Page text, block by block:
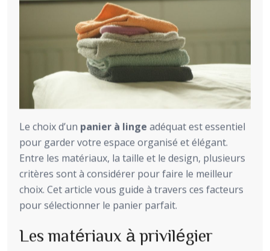
Le choix d’un panier à linge adéquat est essentiel
pour garder votre espace organisé et élégant.
Entre les matériaux, la taille et le design, plusieurs
critères sont à considérer pour faire le meilleur
choix. Cet article vous guide à travers ces facteurs
pour sélectionner le panier parfait.
Les matériaux à privilégier